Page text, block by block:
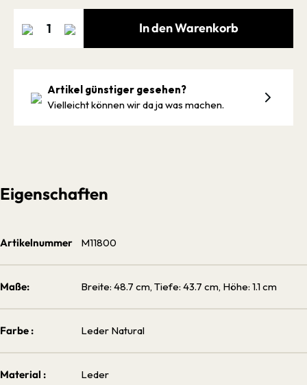
In den Warenkorb
Artikel günstiger gesehen?
Vielleicht können wir da ja was machen.
Eigenschaften
Artikelnummer M11800
Maße: Breite: 48.7 cm, Tiefe: 43.7 cm, Höhe: 1.1 cm
Farbe : Leder Natural
Material : Leder